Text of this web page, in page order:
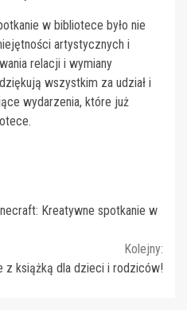
w bibliotece było nie
artystycznych i
relacji i wymiany
wszystkim za udział i
wydarzenia, które już
Kreatywne spotkanie w
Kolejny:
z książką dla dzieci i rodziców!